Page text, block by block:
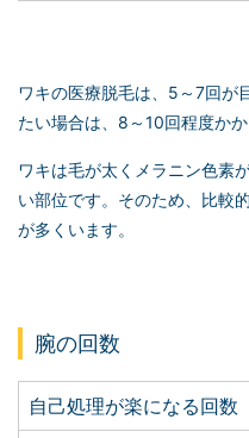
ワキの医療脱毛は、5～7回が
たい場合は、8～10回程度かか
ワキは毛が太くメラニン色素
い部位です。そのため、比較
が多くいます。
腕の回数
自己処理が楽になる回数